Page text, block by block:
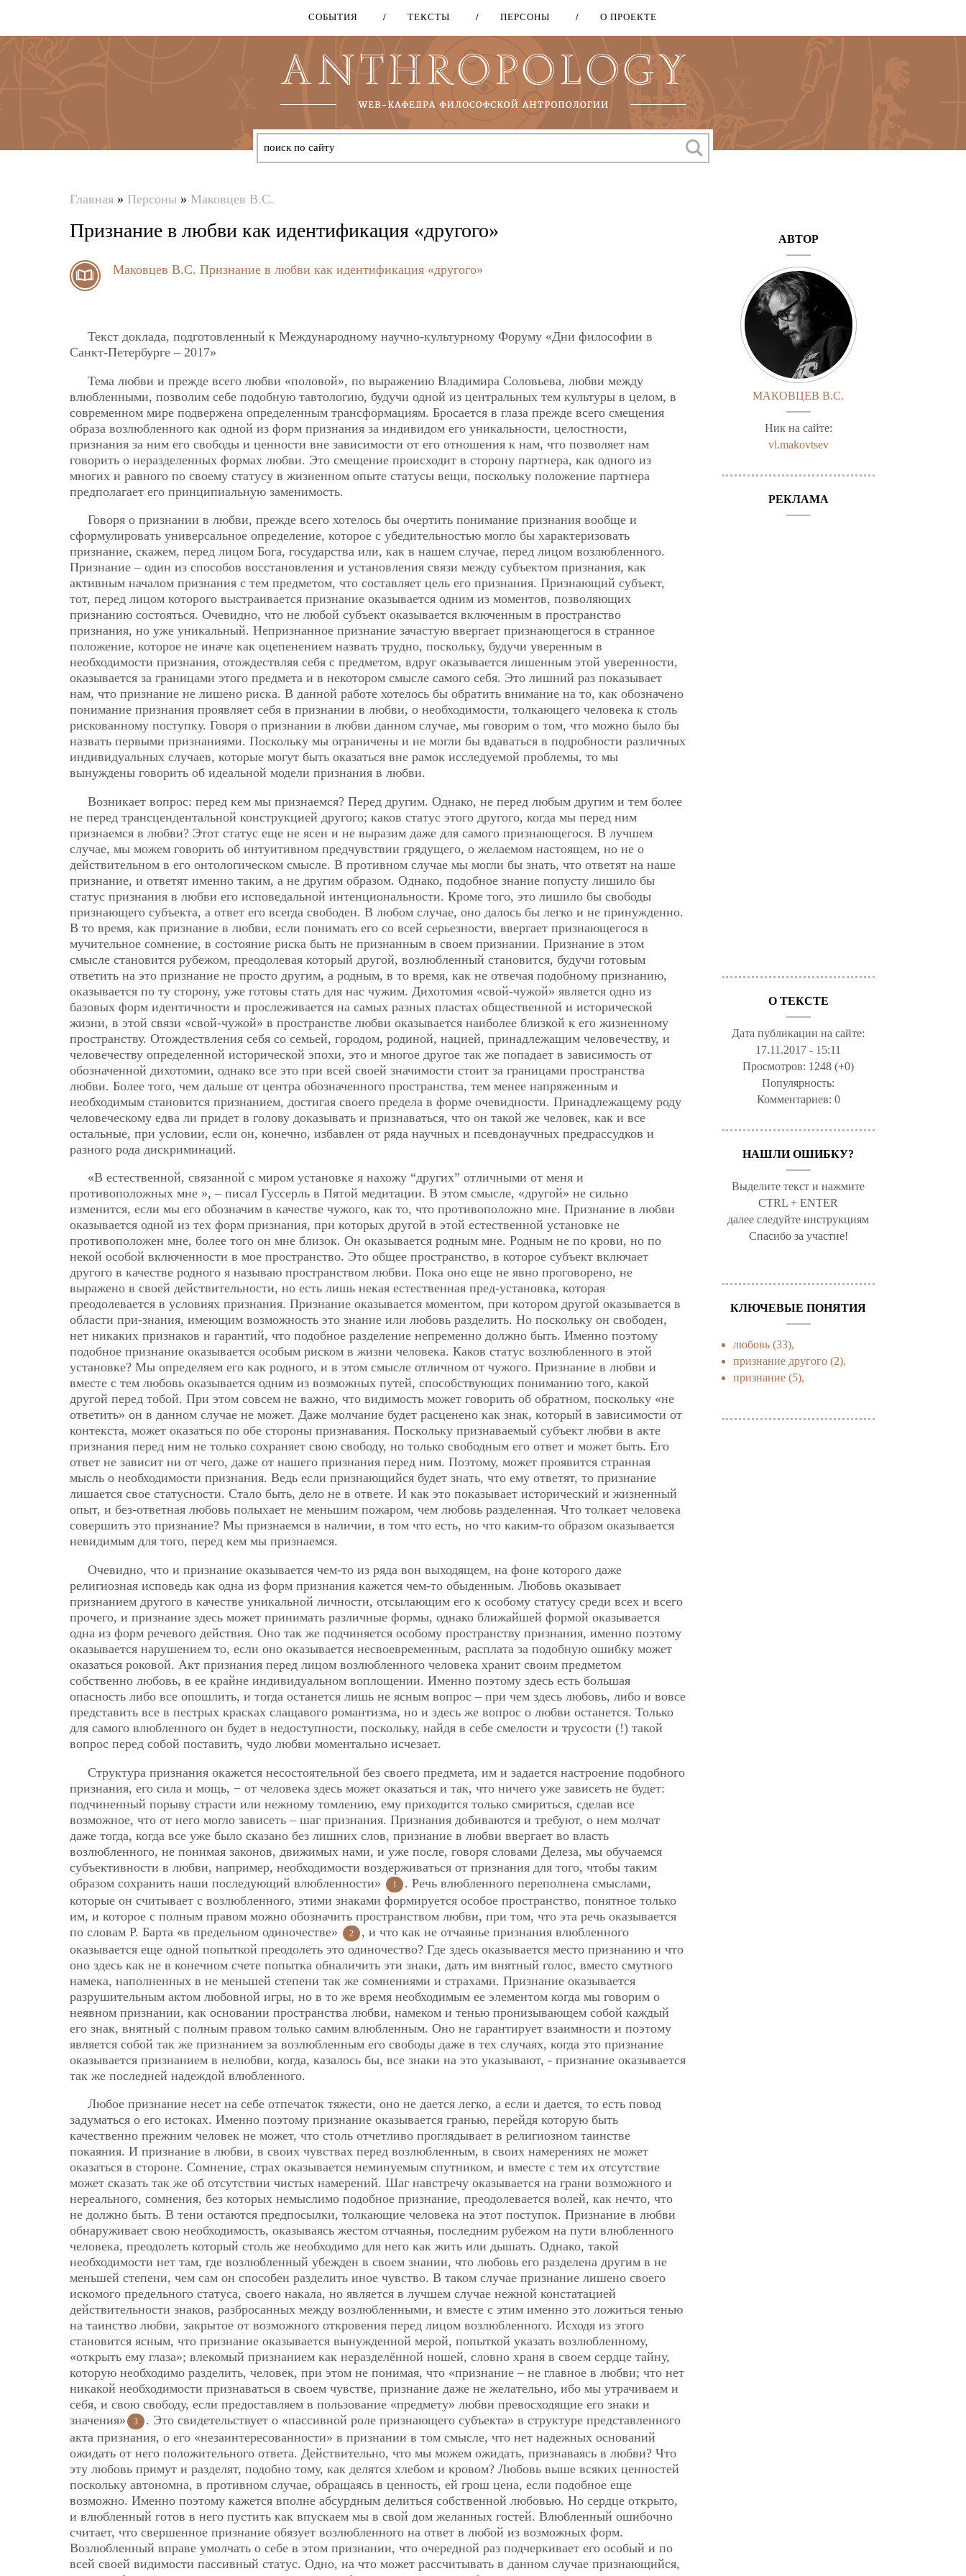
Перейти
основному
содержанию
СОБЫТИЯ ТЕКСТЫ ПЕРСОНЫ О ПРОЕКТЕ
здесь
Главная » Персоны » Маковцев В.С.
Признание в любви как идентификация «другого»
Маковцев В.С. Признание в любви как идентификация «другого»
Текст доклада, подготовленный к Международному научно-культурному Форуму «Дни философии в
Санкт-Петербурге – 2017»
Тема любви и прежде всего любви «половой», по выражению Владимира Соловьева, любви между
влюбленными, позволим себе подобную тавтологию, будучи одной из центральных тем культуры в целом, в
современном мире подвержена определенным трансформациям. Бросается в глаза прежде всего смещения
образа возлюбленного как одной из форм признания за индивидом его уникальности, целостности,
признания за ним его свободы и ценности вне зависимости от его отношения к нам, что позволяет нам
говорить о неразделенных формах любви. Это смещение происходит в сторону партнера, как одного из
многих и равного по своему статусу в жизненном опыте статусы вещи, поскольку положение партнера
предполагает его принципиальную заменимость.
Говоря о признании в любви, прежде всего хотелось бы очертить понимание признания вообще и
сформулировать универсальное определение, которое с убедительностью могло бы характеризовать
признание, скажем, перед лицом Бога, государства или, как в нашем случае, перед лицом возлюбленного.
Признание – один из способов восстановления и установления связи между субъектом признания, как
активным началом признания с тем предметом, что составляет цель его признания. Признающий субъект,
тот, перед лицом которого выстраивается признание оказывается одним из моментов, позволяющих
признанию состояться. Очевидно, что не любой субъект оказывается включенным в пространство
признания, но уже уникальный. Непризнанное признание зачастую ввергает признающегося в странное
положение, которое не иначе как оцепенением назвать трудно, поскольку, будучи уверенным в
необходимости признания, отождествляя себя с предметом, вдруг оказывается лишенным этой уверенности,
оказывается за границами этого предмета и в некотором смысле самого себя. Это лишний раз показывает
нам, что признание не лишено риска. В данной работе хотелось бы обратить внимание на то, как обозначено
понимание признания проявляет себя в признании в любви, о необходимости, толкающего человека к столь
рискованному поступку. Говоря о признании в любви данном случае, мы говорим о том, что можно было бы
назвать первыми признаниями. Поскольку мы ограничены и не могли бы вдаваться в подробности различных
индивидуальных случаев, которые могут быть оказаться вне рамок исследуемой проблемы, то мы
вынуждены говорить об идеальной модели признания в любви.
Возникает вопрос: перед кем мы признаемся? Перед другим. Однако, не перед любым другим и тем более
не перед трансцендентальной конструкцией другого; каков статус этого другого, когда мы перед ним
признаемся в любви? Этот статус еще не ясен и не выразим даже для самого признающегося. В лучшем
случае, мы можем говорить об интуитивном предчувствии грядущего, о желаемом настоящем, но не о
действительном в его онтологическом смысле. В противном случае мы могли бы знать, что ответят на наше
признание, и ответят именно таким, а не другим образом. Однако, подобное знание попусту лишило бы
статус признания в любви его исповедальной интенциональности. Кроме того, это лишило бы свободы
признающего субъекта, а ответ его всегда свободен. В любом случае, оно далось бы легко и не принужденно.
В то время, как признание в любви, если понимать его со всей серьезности, ввергает признающегося в
мучительное сомнение, в состояние риска быть не признанным в своем признании. Признание в этом
смысле становится рубежом, преодолевая который другой, возлюбленный становится, будучи готовым
ответить на это признание не просто другим, а родным, в то время, как не отвечая подобному признанию,
оказывается по ту сторону, уже готовы стать для нас чужим. Дихотомия «свой-чужой» является одно из
базовых форм идентичности и прослеживается на самых разных пластах общественной и исторической
жизни, в этой связи «свой-чужой» в пространстве любви оказывается наиболее близкой к его жизненному
пространству. Отождествления себя со семьей, городом, родиной, нацией, принадлежащим человечеству, и
человечеству определенной исторической эпохи, это и многое другое так же попадает в зависимость от
обозначенной дихотомии, однако все это при всей своей значимости стоит за границами пространства
любви. Более того, чем дальше от центра обозначенного пространства, тем менее напряженным и
необходимым становится признанием, достигая своего предела в форме очевидности. Принадлежащему роду
человеческому едва ли придет в голову доказывать и признаваться, что он такой же человек, как и все
остальные, при условии, если он, конечно, избавлен от ряда научных и псевдонаучных предрассудков и
разного рода дискриминаций.
«В естественной, связанной с миром установке я нахожу “других” отличными от меня и
противоположных мне », – писал Гуссерль в Пятой медитации. В этом смысле, «другой» не сильно
изменится, если мы его обозначим в качестве чужого, как то, что противоположно мне. Признание в любви
оказывается одной из тех форм признания, при которых другой в этой естественной установке не
противоположен мне, более того он мне близок. Он оказывается родным мне. Родным не по крови, но по
некой особой включенности в мое пространство. Это общее пространство, в которое субъект включает
другого в качестве родного я называю пространством любви. Пока оно еще не явно проговорено, не
выражено в своей действительности, но есть лишь некая естественная пред-установка, которая
преодолевается в условиях признания. Признание оказывается моментом, при котором другой оказывается в
области при-знания, имеющим возможность это знание или любовь разделить. Но поскольку он свободен,
нет никаких признаков и гарантий, что подобное разделение непременно должно быть. Именно поэтому
подобное признание оказывается особым риском в жизни человека. Каков статус возлюбленного в этой
установке? Мы определяем его как родного, и в этом смысле отличном от чужого. Признание в любви и
вместе с тем любовь оказывается одним из возможных путей, способствующих пониманию того, какой
другой перед тобой. При этом совсем не важно, что видимость может говорить об обратном, поскольку «не
ответить» он в данном случае не может. Даже молчание будет расценено как знак, который в зависимости от
контекста, может оказаться по обе стороны признавания. Поскольку признаваемый субъект любви в акте
признания перед ним не только сохраняет свою свободу, но только свободным его ответ и может быть. Его
ответ не зависит ни от чего, даже от нашего признания перед ним. Поэтому, может проявится странная
мысль о необходимости признания. Ведь если признающийся будет знать, что ему ответят, то признание
лишается свое статусности. Стало быть, дело не в ответе. И как это показывает исторический и жизненный
опыт, и без-ответная любовь полыхает не меньшим пожаром, чем любовь разделенная. Что толкает человека
совершить это признание? Мы признаемся в наличии, в том что есть, но что каким-то образом оказывается
невидимым для того, перед кем мы признаемся.
Очевидно, что и признание оказывается чем-то из ряда вон выходящем, на фоне которого даже
религиозная исповедь как одна из форм признания кажется чем-то обыденным. Любовь оказывает
признанием другого в качестве уникальной личности, отсылающим его к особому статусу среди всех и всего
прочего, и признание здесь может принимать различные формы, однако ближайшей формой оказывается
одна из форм речевого действия. Оно так же подчиняется особому пространству признания, именно поэтому
оказывается нарушением то, если оно оказывается несвоевременным, расплата за подобную ошибку может
оказаться роковой. Акт признания перед лицом возлюбленного человека хранит своим предметом
собственно любовь, в ее крайне индивидуальном воплощении. Именно поэтому здесь есть большая
опасность либо все опошлить, и тогда останется лишь не ясным вопрос – при чем здесь любовь, либо и вовсе
представить все в пестрых красках слащавого романтизма, но и здесь же вопрос о любви останется. Только
для самого влюбленного он будет в недоступности, поскольку, найдя в себе смелости и трусости (!) такой
вопрос перед собой поставить, чудо любви моментально исчезает.
Структура признания окажется несостоятельной без своего предмета, им и задается настроение подобного
признания, его сила и мощь, − от человека здесь может оказаться и так, что ничего уже зависеть не будет:
подчиненный порыву страсти или нежному томлению, ему приходится только смириться, сделав все
возможное, что от него могло зависеть – шаг признания. Признания добиваются и требуют, о нем молчат
даже тогда, когда все уже было сказано без лишних слов, признание в любви ввергает во власть
возлюбленного, не понимая законов, движимых нами, и уже после, говоря словами Делеза, мы обучаемся
субъективности в любви, например, необходимости воздерживаться от признания для того, чтобы таким
образом сохранить наши последующий влюбленности»
1
. Речь влюбленного переполнена смыслами,
которые он считывает с возлюбленного, этими знаками формируется особое пространство, понятное только
им, и которое с полным правом можно обозначить пространством любви, при том, что эта речь оказывается
по словам Р. Барта «в предельном одиночестве»
2
, и что как не отчаянье признания влюбленного
оказывается еще одной попыткой преодолеть это одиночество? Где здесь оказывается место признанию и что
оно здесь как не в конечном счете попытка обналичить эти знаки, дать им внятный голос, вместо смутного
намека, наполненных в не меньшей степени так же сомнениями и страхами. Признание оказывается
разрушительным актом любовной игры, но в то же время необходимым ее элементом когда мы говорим о
неявном признании, как основании пространства любви, намеком и тенью пронизывающем собой каждый
его знак, внятный с полным правом только самим влюбленным. Оно не гарантирует взаимности и поэтому
является собой так же признанием за возлюбленным его свободы даже в тех случаях, когда это признание
оказывается признанием в нелюбви, когда, казалось бы, все знаки на это указывают, - признание оказывается
так же последней надеждой влюбленного.
Любое признание несет на себе отпечаток тяжести, оно не дается легко, а если и дается, то есть повод
задуматься о его истоках. Именно поэтому признание оказывается гранью, перейдя которую быть
качественно прежним человек не может, что столь отчетливо проглядывает в религиозном таинстве
покаяния. И признание в любви, в своих чувствах перед возлюбленным, в своих намерениях не может
оказаться в стороне. Сомнение, страх оказывается неминуемым спутником, и вместе с тем их отсутствие
может сказать так же об отсутствии чистых намерений. Шаг навстречу оказывается на грани возможного и
нереального, сомнения, без которых немыслимо подобное признание, преодолевается волей, как нечто, что
не должно быть. В тени остаются предпосылки, толкающие человека на этот поступок. Признание в любви
обнаруживает свою необходимость, оказываясь жестом отчаянья, последним рубежом на пути влюбленного
человека, преодолеть который столь же необходимо для него как жить или дышать. Однако, такой
необходимости нет там, где возлюбленный убежден в своем знании, что любовь его разделена другим в не
меньшей степени, чем сам он способен разделить иное чувство. В таком случае признание лишено своего
искомого предельного статуса, своего накала, но является в лучшем случае нежной констатацией
действительности знаков, разбросанных между возлюбленными, и вместе с этим именно это ложиться тенью
на таинство любви, закрытое от возможного откровения перед лицом возлюбленного. Исходя из этого
становится ясным, что признание оказывается вынужденной мерой, попыткой указать возлюбленному,
«открыть ему глаза»; влекомый признанием как неразделённой ношей, словно храня в своем сердце тайну,
которую необходимо разделить, человек, при этом не понимая, что «признание – не главное в любви; что нет
никакой необходимости признаваться в своем чувстве, признание даже не желательно, ибо мы утрачиваем и
себя, и свою свободу, если предоставляем в пользование «предмету» любви превосходящие его знаки и
значения»
3
. Это свидетельствует о «пассивной роле признающего субъекта» в структуре представленного
акта признания, о его «незаинтересованности» в признании в том смысле, что нет надежных оснований
ожидать от него положительного ответа. Действительно, что мы можем ожидать, признаваясь в любви? Что
эту любовь примут и разделят, подобно тому, как делятся хлебом и кровом? Любовь выше всяких ценностей
поскольку автономна, в противном случае, обращаясь в ценность, ей грош цена, если подобное еще
возможно. Именно поэтому кажется вполне абсурдным делиться собственной любовью. Но сердце открыто,
и влюбленный готов в него пустить как впускаем мы в свой дом желанных гостей. Влюбленный ошибочно
считает, что свершенное признание обязует возлюбленного на ответ в любой из возможных форм.
Возлюбленный вправе умолчать о себе в этом признании, что очередной раз подчеркивает его особый и по
всей своей видимости пассивный статус. Одно, на что может рассчитывать в данном случае признающийся,
АВТОР
МАКОВЦЕВ В.С.
Ник на сайте:
vl.makovtsev
РЕКЛАМА
О ТЕКСТЕ
Дата публикации на сайте:
17.11.2017 - 15:11
Просмотров: 1248 (+0)
Популярность:
Комментариев: 0
НАШЛИ ОШИБКУ?
Выделите текст и нажмите
CTRL + ENTER
далее следуйте инструкциям
Спасибо за участие!
КЛЮЧЕВЫЕ ПОНЯТИЯ
любовь (33),
признание другого (2),
признание (5),